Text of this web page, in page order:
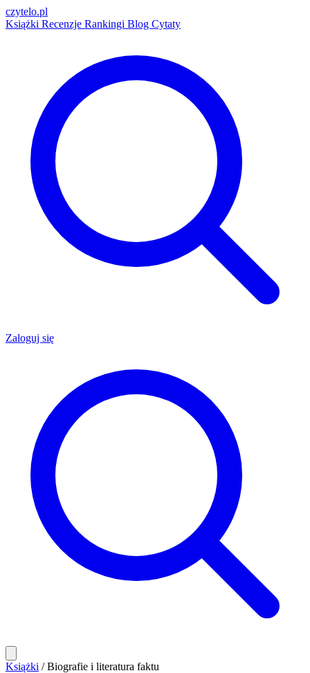
czytelo.pl
Książki Recenzje Rankingi Blog Cytaty
Zaloguj się
Książki / Biografie i literatura faktu